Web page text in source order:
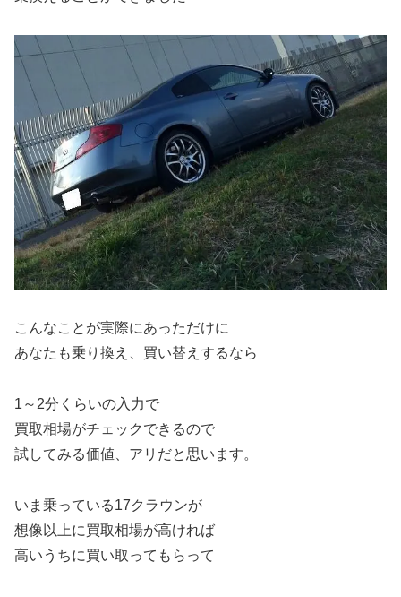
こんなことが実際にあっただけに
あなたも乗り換え、買い替えするなら
1～2分くらいの入力で
買取相場がチェックできるので
試してみる価値、アリだと思います。
いま乗っている17クラウンが
想像以上に買取相場が高ければ
高いうちに買い取ってもらって